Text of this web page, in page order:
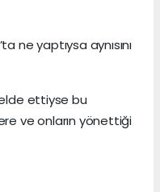
ne yaptıysa aynısını
elde ettiyse bu
ve onların yönettiği